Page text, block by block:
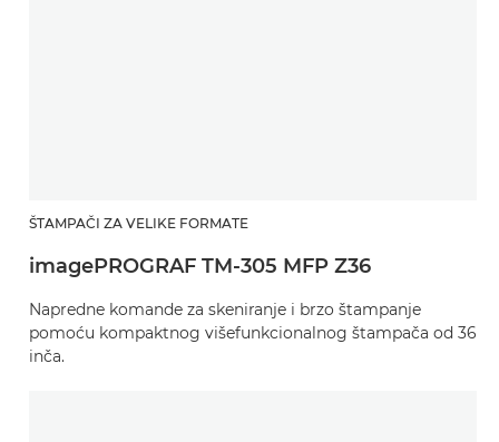
ŠTAMPAČI ZA VELIKE FORMATE
imagePROGRAF TM-305 MFP Z36
Napredne komande za skeniranje i brzo štampanje
pomoću kompaktnog višefunkcionalnog štampača od 36
inča.